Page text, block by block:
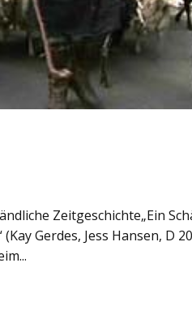
Zeitgeschichte„Ein
Gerdes, Jess Hansen, D